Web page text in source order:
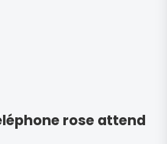
rose attend